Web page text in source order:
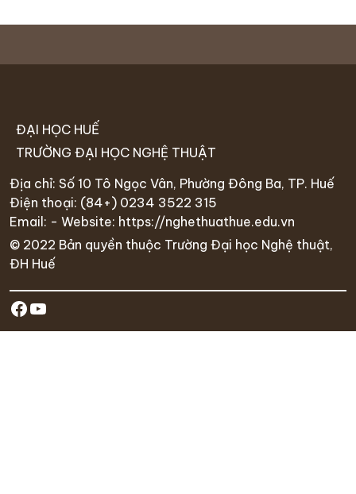
ĐẠI HỌC HUẾ
TRƯỜNG ĐẠI HỌC NGHỆ THUẬT
Địa chỉ: Số 10 Tô Ngọc Vân, Phường Đông Ba, TP. Huế
Điện thoại: (84+) 0234 3522 315
Email: - Website: https://nghethuathue.edu.vn
© 2022 Bản quyền thuộc Trường Đại học Nghệ thuật,
ĐH Huế
https://www.facebook.com/
Youtube